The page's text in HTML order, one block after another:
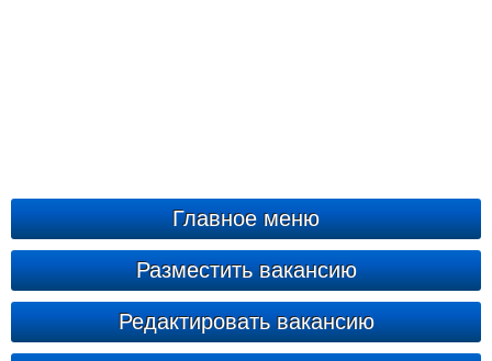
Главное меню
Разместить вакансию
Редактировать вакансию